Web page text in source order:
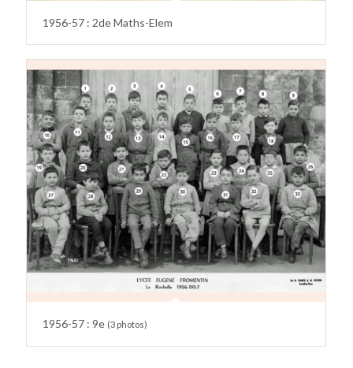
1956-57 : 2de Maths-Elem
1956-57 : 9e (3 photos)